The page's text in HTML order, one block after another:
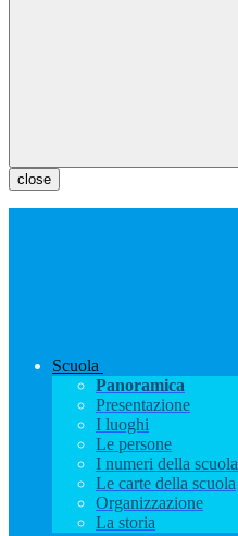
close
Scuola
Panoramica
Presentazione
I luoghi
Le persone
I numeri della scuola
Le carte della scuola
Organizzazione
La storia